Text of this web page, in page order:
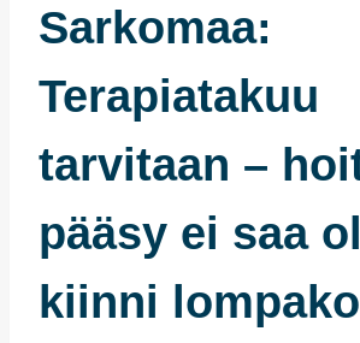
Sarkomaa:
Terapiatakuu
tarvitaan –
pääsy ei saa
kiinni